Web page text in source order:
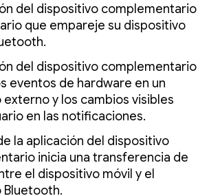
del dispositivo complementario
que empareje su dispositivo
del dispositivo complementario
eventos de hardware en un
y los cambios visibles
en las notificaciones.
la aplicación del dispositivo
inicia una transferencia de
el dispositivo móvil y el
Bluetooth.